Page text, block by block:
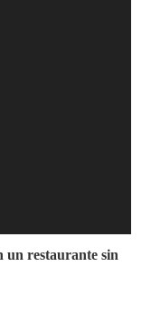
un restaurante sin